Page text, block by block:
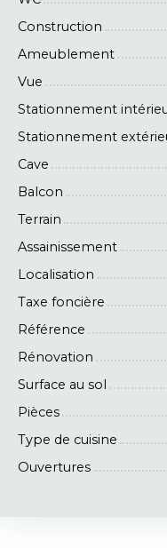
Construction
Ameublement
Vue
Stationnement
Stationnement
Cave
Balcon
Terrain
Assainissement
Localisation
Taxe foncière
Référence
Rénovation
Surface au sol
Pièces
Type de cuisine
Ouvertures